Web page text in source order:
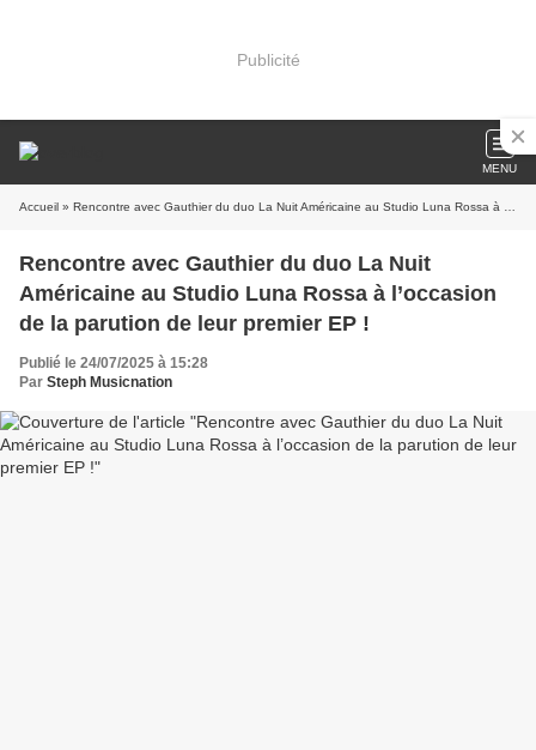
Publicité
MENU
Accueil » Rencontre avec Gauthier du duo La Nuit Américaine au Studio Luna Rossa à l’occasion de la parution de leur premier EP !
Rencontre avec Gauthier du duo La Nuit
Américaine au Studio Luna Rossa à l’occasion
de la parution de leur premier EP !
Publié le 24/07/2025 à 15:28
Par Steph Musicnation